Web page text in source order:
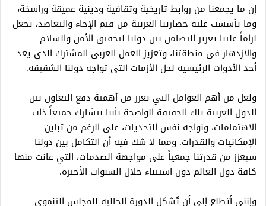
إن ما يجمعنا من روابط تاريخية وثقافية ودينية عميقة وراسخة،
وما تأسست عليه حضارتنا العربية من قيم الإخاء والتعاضد، يجعل
لزاماً علينا تعزيز التضامن بين دولنا لتحقيق الأمن والسلام
والازدهار في منطقتنا، وتعزيز العمل العربي المشترك الذي يعد
أحد الأدوات الرئيسية لحل الأزمات التي تواجه دولنا الشقيقة.
ولعل من أهم العوامل التي تعزز من أهمية دفع التعاون بين
الدول العربية تلك الحقيقة الواضحة بأننا نتشارك جميعاً ذات
الاهتمامات، ونواجه نفس التحديات، على الرغم من تباين
الإمكانيات والقدرات. ومما لا شك فيه أن التكامل بين دولنا
سيعزز من قدرتنا جمعياً على مواجهة الصدمات، التي عانت منها
كافة دول العالم دون استثناء خلال السنوات الأخيرة.
وإنني أتطلع إلى أن تُشكل الدورة الحالية للمجلس التنموي